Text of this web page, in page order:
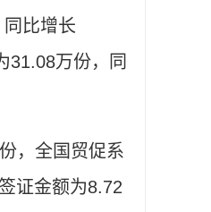
比增长
31.08万份，同
全国贸促系
证金额为8.72